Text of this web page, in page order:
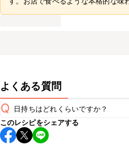
よくある質問
Q 日持ちはどれくらいですか？
保存期間は冷蔵で当日中が目安で
し上がりください。
このレシピをシェアする